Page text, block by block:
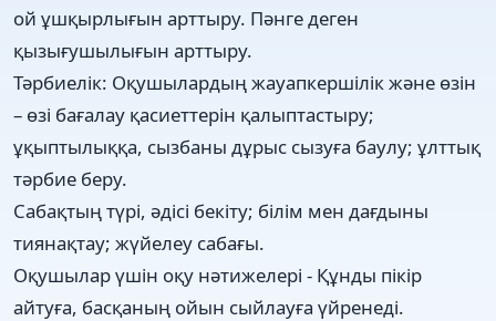
ой ұшқырлығын арттыру. Пәнге деген
қызығушылығын арттыру.
Тәрбиелік: Оқушылардың жауапкершілік және өзін
– өзі бағалау қасиеттерін қалыптастыру;
ұқыптылыққа, сызбаны дұрыс сызуға баулу; ұлттық
тәрбие беру.
Сабақтың түрі, әдісі бекіту; білім мен дағдыны
тиянақтау; жүйелеу сабағы.
Оқушылар үшін оқу нәтижелері - Құнды пікір
айтуға, басқаның ойын сыйлауға үйренеді.